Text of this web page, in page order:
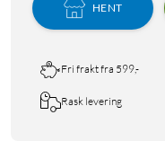
HENT
Fri frakt fra 599,-
Rask levering